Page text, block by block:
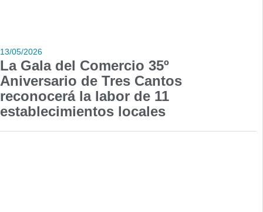
13/05/2026
La Gala del Comercio 35º
Aniversario de Tres Cantos
reconocerá la labor de 11
establecimientos locales